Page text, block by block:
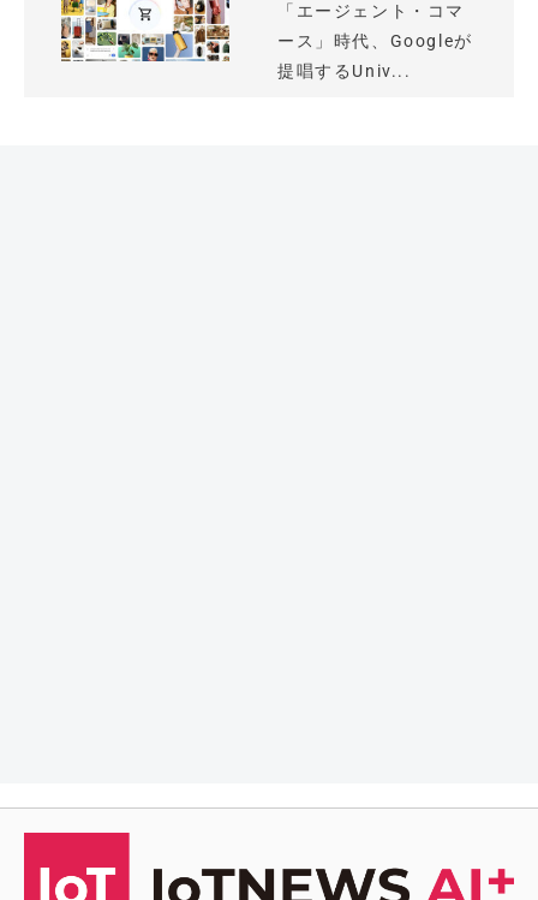
「エージェント・コマ
ース」時代、Googleが
提唱するUniv...